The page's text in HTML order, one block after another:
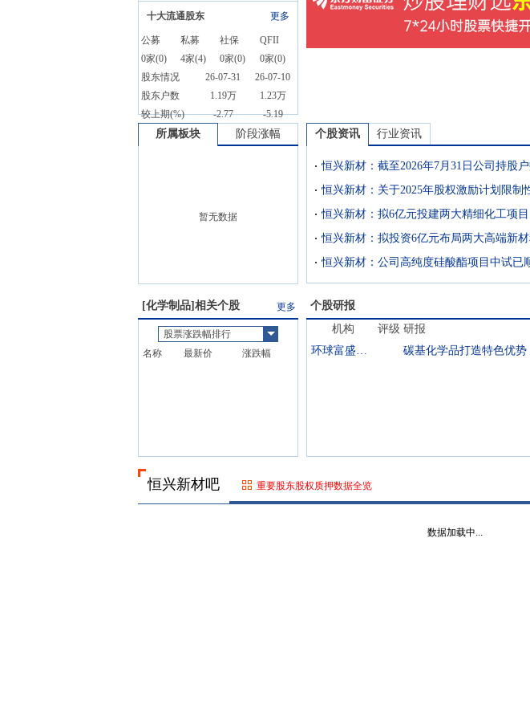
十大流通股东 更多
公募 私募 社保
QFII
0家(0) 4家(4) 0家(0) 0家(0)
股东情况
26-07-31
26-07-10
股东户数
1.19万
1.23万
较上期(%)
-2.77 -5.19
所属板块 阶段涨幅
暂无数据
个股资讯 行业资讯
恒兴新材：拟投资6亿元布局两大高端新材
[化学制品]相关个股 更多
股票涨跌幅排行
名称
最新价 涨跌幅
个股研报
机构 评级 研报
环球富盛理财
恒兴新材吧 重要股东股权质押数据全览